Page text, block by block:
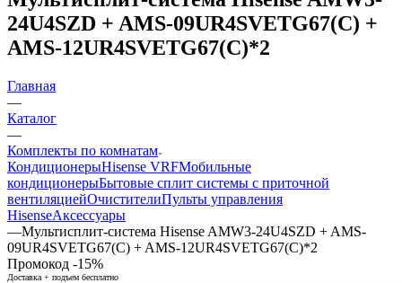
24U4SZD + AMS-09UR4SVETG67(C) +
AMS-12UR4SVETG67(C)*2
Главная
—
Каталог
—
Комплекты по комнатам
КондиционерыHisense VRFМобильные
кондиционерыБытовые сплит системы с приточной
вентиляциейОчистителиПульты управления
HisenseАксессуары
—Мультисплит-система Hisense AMW3-24U4SZD + AMS-
09UR4SVETG67(C) + AMS-12UR4SVETG67(C)*2
Промокод -15%
Доставка + подъем бесплатно